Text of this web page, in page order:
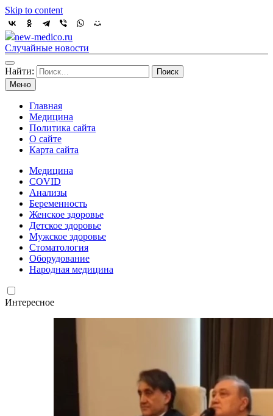
Skip to content
new-medico.ru
Случайные новости
Найти:
Меню
Главная
Медицина
Политика сайта
О сайте
Карта сайта
Медицина
COVID
Анализы
Беременность
Женское здоровье
Детское здоровье
Мужское здоровье
Стоматология
Оборудование
Народная медицина
Интересное